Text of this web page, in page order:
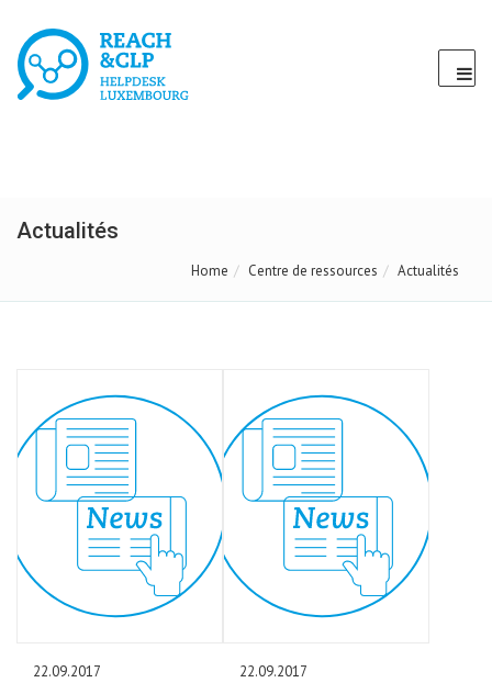
Actualités
Home Centre de ressources Actualités
22.09.2017 22.09.2017